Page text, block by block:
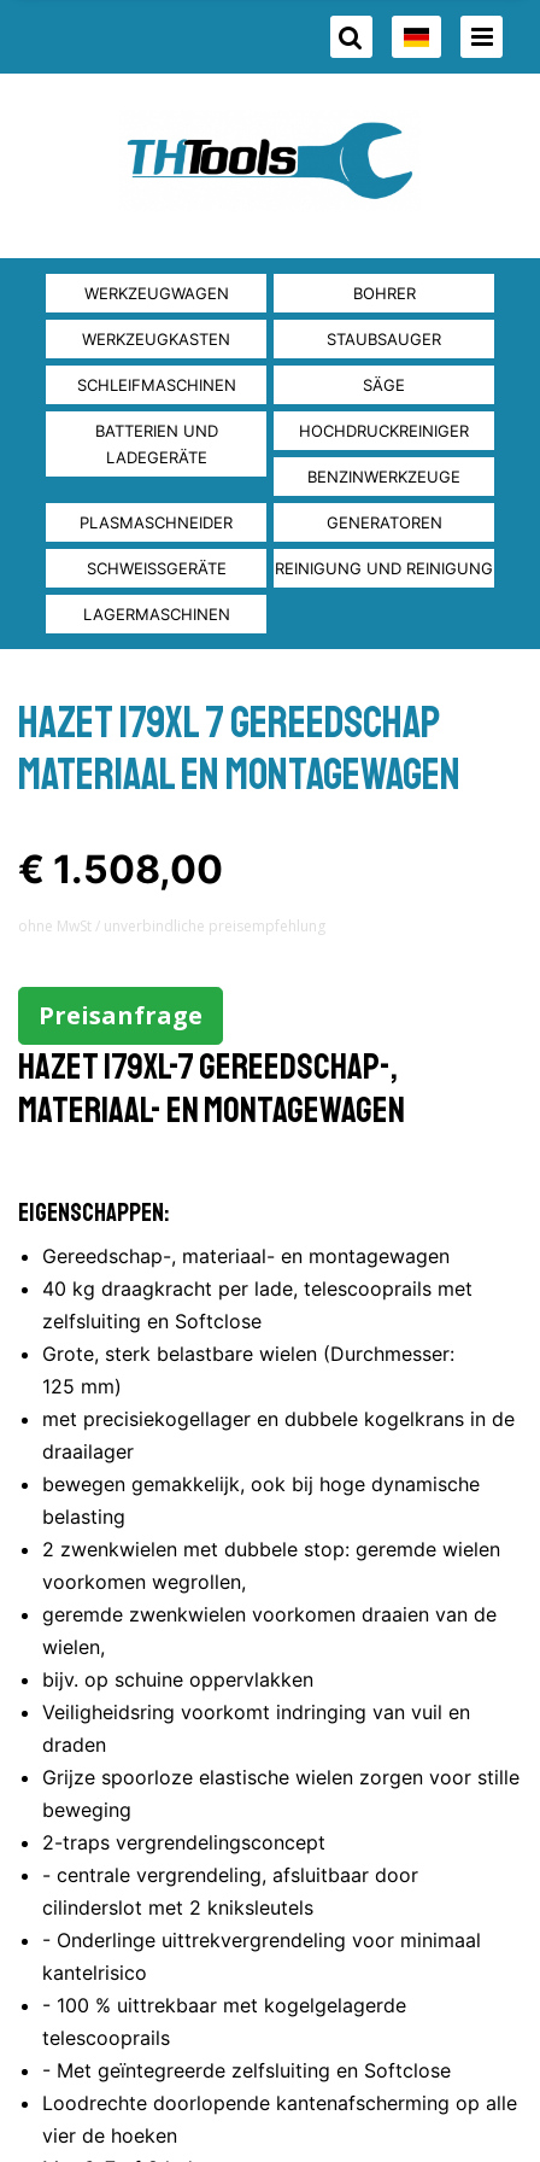
WERKZEUGWAGEN BOHRER
WERKZEUGKASTEN STAUBSAUGER
SCHLEIFMASCHINEN SÄGE
BATTERIEN UND
LADEGERÄTE
HOCHDRUCKREINIGER
BENZINWERKZEUGE
PLASMASCHNEIDER GENERATOREN
SCHWEISSGERÄTE REINIGUNG UND REINIGUNG
LAGERMASCHINEN
Hazet 179XL 7 Gereedschap
materiaal en montagewagen
€ 1.508,00
ohne MwSt / unverbindliche preisempfehlung
Preisanfrage
Hazet 179XL-7 Gereedschap-,
materiaal- en montagewagen
Eigenschappen:
Gereedschap-, materiaal- en montagewagen
40 kg draagkracht per lade, telescooprails met
zelfsluiting en Softclose
Grote, sterk belastbare wielen (Durchmesser:
125 mm)
met precisiekogellager en dubbele kogelkrans in de
draailager
bewegen gemakkelijk, ook bij hoge dynamische
belasting
2 zwenkwielen met dubbele stop: geremde wielen
voorkomen wegrollen,
geremde zwenkwielen voorkomen draaien van de
wielen,
bijv. op schuine oppervlakken
Veiligheidsring voorkomt indringing van vuil en
draden
Grijze spoorloze elastische wielen zorgen voor stille
beweging
2-traps vergrendelingsconcept
- centrale vergrendeling, afsluitbaar door
cilinderslot met 2 kniksleutels
- Onderlinge uittrekvergrendeling voor minimaal
kantelrisico
- 100 % uittrekbaar met kogelgelagerde
telescooprails
- Met geïntegreerde zelfsluiting en Softclose
Loodrechte doorlopende kantenafscherming op alle
vier de hoeken